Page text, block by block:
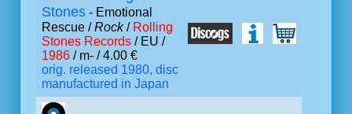
Stones - Emotional
Rescue /Rock/ Rolling
Stones Records / EU /
1986 / m- / 4.00 €
orig. released 1980, disc
manufactured in Japan